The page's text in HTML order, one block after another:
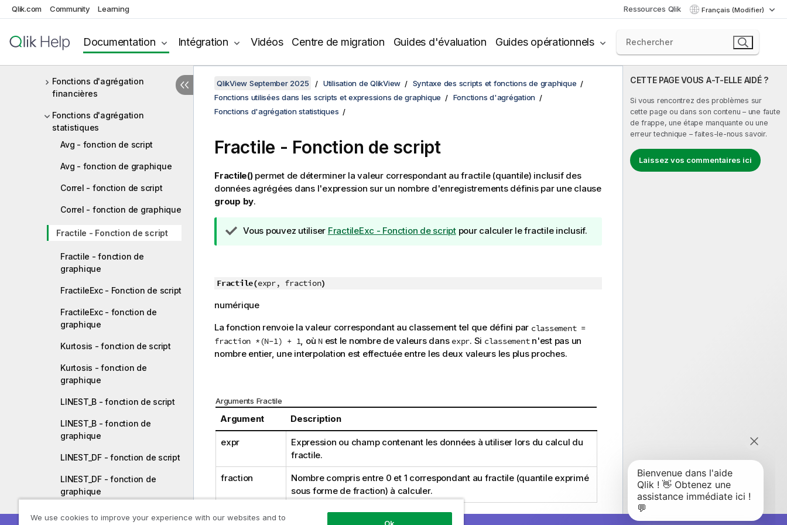
Qlik.com Community Learning Ressources Qlik Français (Modifier)
Documentation Intégration Vidéos Centre de migration Guides d'évaluation Guides opérationnels
Fonctions d'agrégation
Fonctions d'agrégation de
Fonctions d'agrégation
financières
Fonctions d'agrégation
statistiques
Avg - fonction de script
Avg - fonction de graphique
Correl - fonction de script
Correl - fonction de graphique
Fractile - Fonction de script
Fractile - fonction de
graphique
FractileExc - Fonction de script
FractileExc - fonction de
graphique
Kurtosis - fonction de script
Kurtosis - fonction de
graphique
LINEST_B - fonction de script
LINEST_B - fonction de
graphique
LINEST_DF - fonction de script
LINEST_DF - fonction de
graphique
LINEST_F - fonction de script
CETTE PAGE VOUS A-T-ELLE AIDÉ ?
Si vous rencontrez des problèmes sur
cette page ou dans son contenu – une faute
de frappe, une étape manquante ou une
erreur technique – faites-le-nous savoir.
Laissez vos commentaires ici
QlikView September 2025 Utilisation de QlikView
Syntaxe des scripts et fonctions de graphique
Fonctions utilisées dans les scripts et expressions de graphique
Fonctions d'agrégation
Fonctions d'agrégation statistiques
Fractile - Fonction de script
Fractile()permet de déterminer la valeur correspondant au fractile (quantile) inclusif des
données agrégées dans l'expression sur un nombre d'enregistrements définis par une clause
group by.
N
C
n
e
i
l
Vous pouvez utiliser FractileExc - Fonction de scriptpour calculer le fractile inclusif.
Fractile(expr, fraction)
numérique
La fonction renvoie la valeur correspondant au classement tel que défini par classement =
fraction *(N-1) + 1 , où Nest le nombre de valeurs dans expr. Si classementn'est pas un
nombre entier, une interpolation est effectuée entre les deux valeurs les plus proches.
Arguments Fractile
Argument Description
expr
Expression ou champ contenant les données à utiliser lors du calcul du
fractile.
fraction
Nombre compris entre 0 et 1 correspondant au fractile (quantile exprimé
sous forme de fraction) à calculer.
We use cookies to improve your experience with our websites and to